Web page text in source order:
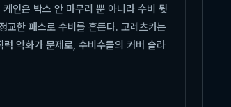
인은 박스 안 마무리 뿐 아니라 수비 뒷
교한 패스로 수비를 흔든다. 고레츠카는
약화가 문제로, 수비수들의 커버 슬라